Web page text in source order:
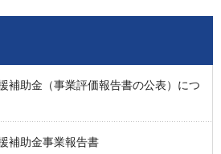
補助金（事業評価報告書の公表）につ
補助金事業報告書